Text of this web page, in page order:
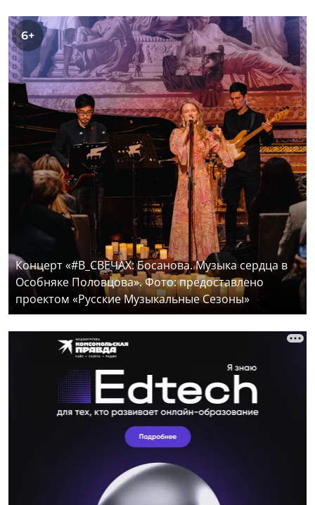
6+
Концерт «#В_СВЕЧАХ: Босанова. Музыка сердца в
Особняке Половцова». Фото: предоставлено
проектом «Русские Музыкальные Сезоны»